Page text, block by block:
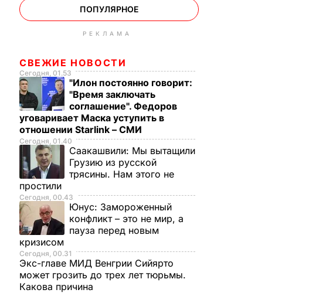
ПОПУЛЯРНОЕ
РЕКЛАМА
СВЕЖИЕ НОВОСТИ
Сегодня, 01.53
"Илон постоянно говорит:
"Время заключать
соглашение". Федоров
уговаривает Маска уступить в
отношении Starlink – СМИ
Сегодня, 01.40
Саакашвили: Мы вытащили
Грузию из русской
трясины. Нам этого не
простили
Сегодня, 00.43
Юнус: Замороженный
конфликт – это не мир, а
пауза перед новым
кризисом
Сегодня, 00.31
Экс-главе МИД Венгрии Сийярто
может грозить до трех лет тюрьмы.
Какова причина